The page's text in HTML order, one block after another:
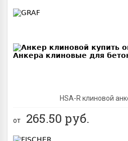
HSA-R клиновой
от 265.50 руб.